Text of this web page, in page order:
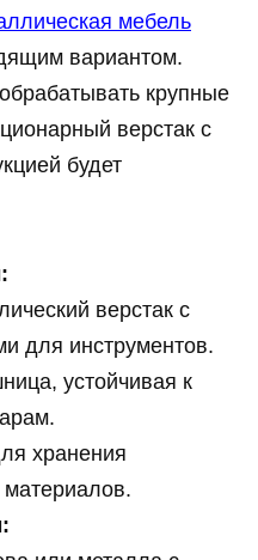
мебель
вариантом.
крупные
верстак с
будет
верстак с
для инструментов.
устойчивая к
хранения
материалов.